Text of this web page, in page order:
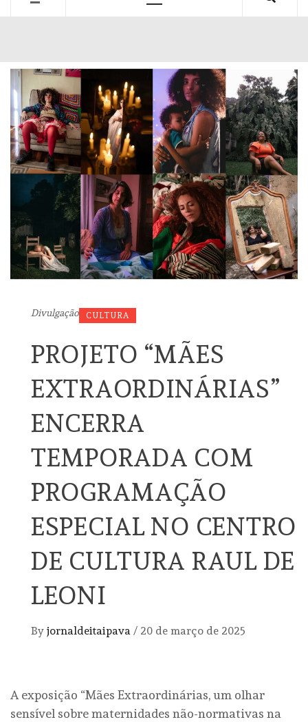
Divulgação CULTURA
PROJETO “MÃES
EXTRAORDINÁRIAS”
ENCERRA
TEMPORADA COM
PROGRAMAÇÃO
ESPECIAL NO CENTRO
DE CULTURA RAUL DE
LEONI
By jornaldeitaipava / 20 de março de 2025
A exposição “Mães Extraordinárias, um olhar
sensível sobre maternidades não-normativas na